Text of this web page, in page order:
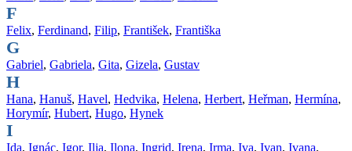
F
Felix, Ferdinand, Filip, František, Františka
G
Gabriel, Gabriela, Gita, Gizela, Gustav
H
Hana, Hanuš, Havel, Hedvika, Helena, Herbert, Heřman, Hermína,
Horymír, Hubert, Hugo, Hynek
I
Ida, Ignác, Igor, Ilja, Ilona, Ingrid, Irena, Irma, Iva, Ivan, Ivana,